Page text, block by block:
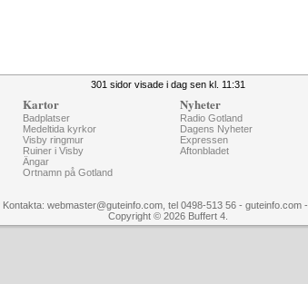
301 sidor visade i dag sen kl. 11:31
Kartor
Badplatser
Medeltida kyrkor
Visby ringmur
Ruiner i Visby
Ängar
Ortnamn på Gotland
Nyheter
Radio Gotland
Dagens Nyheter
Expressen
Aftonbladet
Kontakta: webmaster@guteinfo.com, tel 0498-513 56 - guteinfo.com -
Copyright © 2026 Buffert 4.